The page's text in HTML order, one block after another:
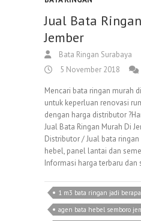
Jual Bata
Jember
Bata Ringan Surabaya
5 November 2018
Mencari bata ringan murah
untuk keperluan renovasi
dengan harga distributor
Jual Bata Ringan Murah Di
Distributor / Jual bata
hebel, panel lantai dan
Informasi harga terbaru
1 m3 bata ringan jadi
agen bata hebel semboro